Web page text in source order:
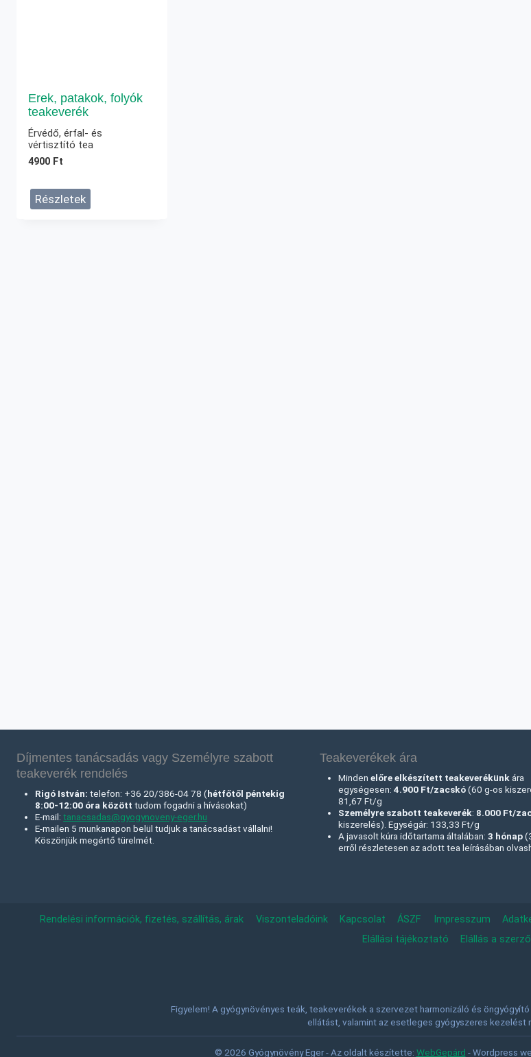
Erek, patakok, folyók
teakeverék
Érvédő, érfal- és
vértisztító tea
4900 Ft
Részletek
Díjmentes tanácsadás vagy Személyre szabott
teakeverék rendelés
Rigó István:telefon: +36 20/386-04 78 (hétfőtől péntekig
8:00-12:00 óra között tudom fogadni a hívásokat)
E-mail:tanacsadas@gyogynoveny-eger.hu
E-mailen 5 munkanapon belül tudjuk a tanácsadást vállalni!
Köszönjük megértő türelmét.
Teakeverékek ára
Mindenelőre elkészített teakeverékünk ára
egységesen:4.900 Ft/zacskó(60 g-os
81,67 Ft/g
Személyre szabott teakeverék: 8.000 Ft/
kiszerelés). Egységár: 133,33 Ft/g
A javasolt kúra időtartama általában: 3 hónap
erről részletesen az adott tea leírásában
Rendelési információk, fizetés, szállítás, árak Viszonteladóink Kapcsolat ÁSZF Impresszum
Elállási tájékoztató
Elállás a
Figyelem! A gyógynövényes teák, teakeverékek a szervezet harmonizáló és
ellátást, valamint az esetleges gyógyszeres kezelést
© 2026 Gyógynövény Eger - Az oldalt készítette: WebGepárd - Wordpress